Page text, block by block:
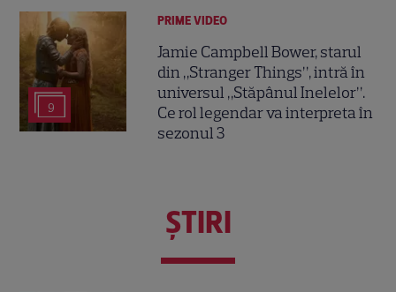
9
PRIME VIDEO
Jamie Campbell Bower, starul
din „Stranger Things”, intră în
universul „Stăpânul Inelelor”.
Ce rol legendar va interpreta în
sezonul 3
ŞTIRI